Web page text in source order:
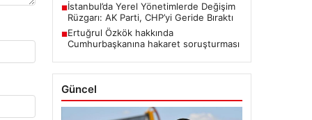
■İstanbul’da Yerel Yönetimlerde Değişim
Rüzgarı: AK Parti, CHP’yi Geride Bıraktı
■Ertuğrul Özkök hakkında
Cumhurbaşkanına hakaret soruşturması
Güncel